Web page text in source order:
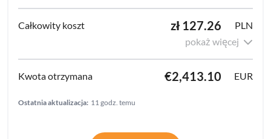
zł 127.26
PLN
pokaż więcej
€2,413.10 EUR
Ostatnia aktualizacja: 11 godz. temu